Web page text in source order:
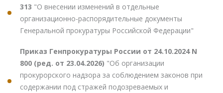
313 "О внесении изменений в отдельные
организационно-распорядительные документы
Генеральной прокуратуры Российской Федерации"
Приказ Генпрокуратуры России от 24.10.2024 N
800 (ред. от 23.04.2026) "Об организации
прокурорского надзора за соблюдением законов при
содержании под стражей подозреваемых и